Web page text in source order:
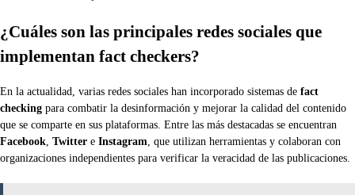
¿Cuáles son las principales redes sociales que
implementan fact checkers?
En la actualidad, varias redes sociales han incorporado sistemas de fact
checking para combatir la desinformación y mejorar la calidad del contenido
que se comparte en sus plataformas. Entre las más destacadas se encuentran
Facebook Twitter e Instagram , que utilizan herramientas y colaboran con
organizaciones independientes para verificar la veracidad de las publicaciones.